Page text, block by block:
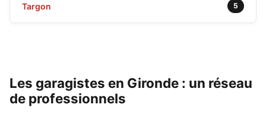
Targon 5
Les garagistes en Gironde : un réseau
de professionnels